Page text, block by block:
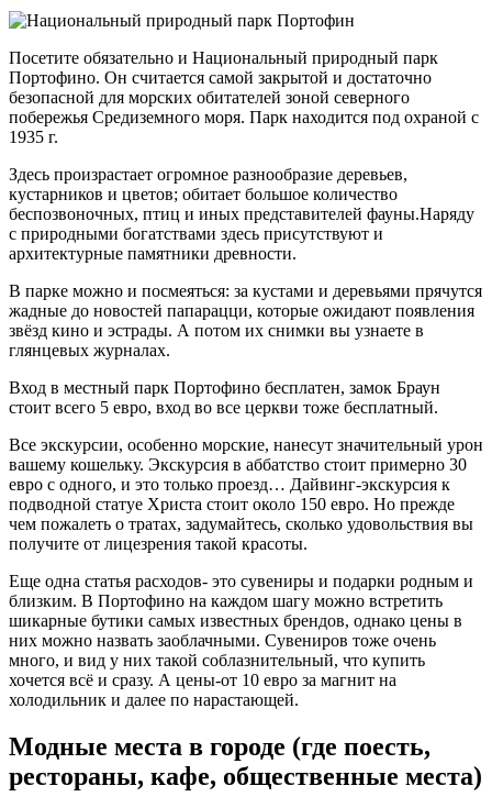
Посетите обязательно и Национальный природный парк
Портофино. Он считается самой закрытой и достаточно
безопасной для морских обитателей зоной северного
побережья Средиземного моря. Парк находится под охраной с
1935 г.
Здесь произрастает огромное разнообразие деревьев,
кустарников и цветов; обитает большое количество
беспозвоночных, птиц и иных представителей фауны.Наряду
с природными богатствами здесь присутствуют и
архитектурные памятники древности.
В парке можно и посмеяться: за кустами и деревьями прячутся
жадные до новостей папарацци, которые ожидают появления
звёзд кино и эстрады. А потом их снимки вы узнаете в
глянцевых журналах.
Вход в местный парк Портофино бесплатен, замок Браун
стоит всего 5 евро, вход во все церкви тоже бесплатный.
Все экскурсии, особенно морские, нанесут значительный урон
вашему кошельку. Экскурсия в аббатство стоит примерно 30
евро с одного, и это только проезд… Дайвинг-экскурсия к
подводной статуе Христа стоит около 150 евро. Но прежде
чем пожалеть о тратах, задумайтесь, сколько удовольствия вы
получите от лицезрения такой красоты.
Еще одна статья расходов- это сувениры и подарки родным и
близким. В Портофино на каждом шагу можно встретить
шикарные бутики самых известных брендов, однако цены в
них можно назвать заоблачными. Сувениров тоже очень
много, и вид у них такой соблазнительный, что купить
хочется всё и сразу. А цены-от 10 евро за магнит на
холодильник и далее по нарастающей.
Модные места в городе (где поесть,
рестораны, кафе, общественные места)